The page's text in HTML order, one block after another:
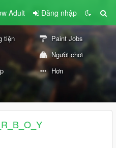
Adult Đăng nhập
tiện
Paint Jobs
Người chơi
Hơn